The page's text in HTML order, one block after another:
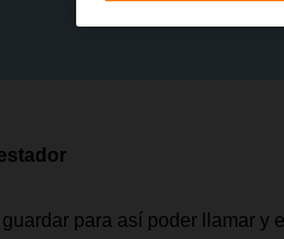
para así poder llamar y